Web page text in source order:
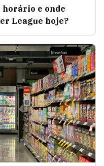
horário e onde
League hoje?